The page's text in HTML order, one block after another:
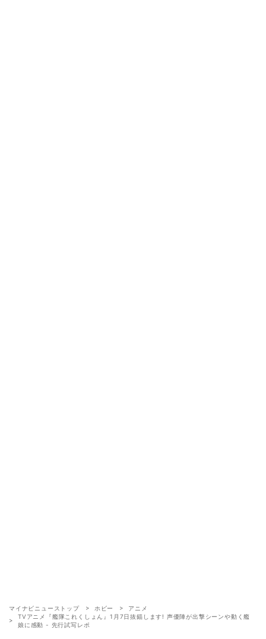
マイナビニューストップ ホビー
アニメ
TVアニメ『艦隊これくしょん』1月7日抜錨します! 声優陣が出撃シーンや動く艦
娘に感動 - 先行試写レポ